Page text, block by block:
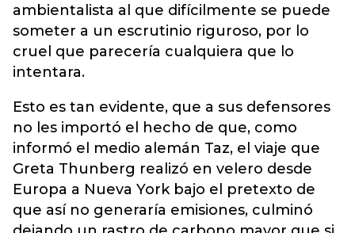
ambientalista al que difícilmente se puede
someter a un escrutinio riguroso, por lo
cruel que parecería cualquiera que lo
intentara.
Esto es tan evidente, que a sus defensores
no les importó el hecho de que, como
informó el medio alemán Taz, el viaje que
Greta Thunberg realizó en velero desde
Europa a Nueva York bajo el pretexto de
que así no generaría emisiones, culminó